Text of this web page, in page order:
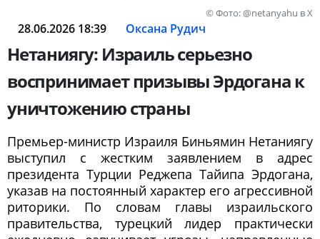
© Фото: @netanyahu в Х
28.06.2026 18:39 Оксана Рудич
Нетаниягу: Израиль серьезно
воспринимает призывы Эрдогана к
уничтожению страны
Премьер-министр Израиля Биньямин Нетаниягу
выступил с жестким заявлением в адрес
президента Турции Реджепа Тайипа Эрдогана,
указав на постоянный характер его агрессивной
риторики. По словам главы израильского
правительства, турецкий лидер практически